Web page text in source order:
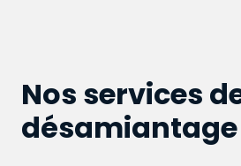
Nos services
désamiantage